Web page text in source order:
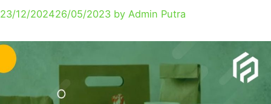
23/12/202426/05/2023 by Admin Putra